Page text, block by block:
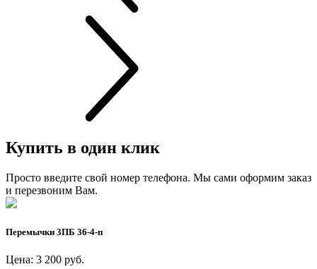
Купить в один клик
Просто введите свой номер телефона. Мы сами оформим заказ
и перезвоним Вам.
Перемычки 3ПБ 36-4-п
Цена: 3 200 руб.